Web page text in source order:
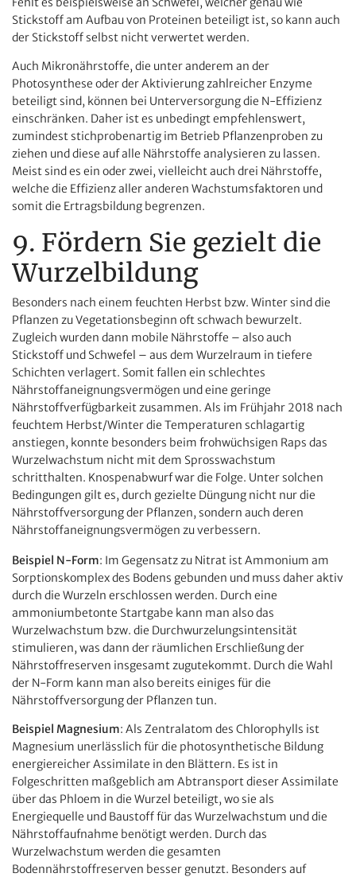
Stickstoff am Aufbau von Proteinen beteiligt ist, so kann auch
der Stickstoff selbst nicht verwertet werden.
Auch Mikronährstoffe, die unter anderem an der
Photosynthese oder der Aktivierung zahlreicher Enzyme
beteiligt sind, können bei Unterversorgung die N-Effizienz
einschränken. Daher ist es unbedingt empfehlenswert,
zumindest stichprobenartig im Betrieb Pflanzenproben zu
ziehen und diese auf alle Nährstoffe analysieren zu lassen.
Meist sind es ein oder zwei, vielleicht auch drei Nährstoffe,
welche die Effizienz aller anderen Wachstumsfaktoren und
somit die Ertragsbildung begrenzen.
9. Fördern Sie gezielt die
Wurzelbildung
Besonders nach einem feuchten Herbst bzw. Winter sind die
Pflanzen zu Vegetationsbeginn oft schwach bewurzelt.
Zugleich wurden dann mobile Nährstoffe – also auch
Stickstoff und Schwefel – aus dem Wurzelraum in tiefere
Schichten verlagert. Somit fallen ein schlechtes
Nährstoffaneignungsvermögen und eine geringe
Nährstoffverfügbarkeit zusammen. Als im Frühjahr 2018 nach
feuchtem Herbst/Winter die Temperaturen schlagartig
anstiegen, konnte besonders beim frohwüchsigen Raps das
Wurzelwachstum nicht mit dem Sprosswachstum
schritthalten. Knospenabwurf war die Folge. Unter solchen
Bedingungen gilt es, durch gezielte Düngung nicht nur die
Nährstoffversorgung der Pflanzen, sondern auch deren
Nährstoffaneignungsvermögen zu verbessern.
Beispiel N-Form: Im Gegensatz zu Nitrat ist Ammonium am
Sorptionskomplex des Bodens gebunden und muss daher aktiv
durch die Wurzeln erschlossen werden. Durch eine
ammoniumbetonte Startgabe kann man also das
Wurzelwachstum bzw. die Durchwurzelungsintensität
stimulieren, was dann der räumlichen Erschließung der
Nährstoffreserven insgesamt zugutekommt. Durch die Wahl
der N-Form kann man also bereits einiges für die
Nährstoffversorgung der Pflanzen tun.
Beispiel Magnesium: Als Zentralatom des Chlorophylls ist
Magnesium unerlässlich für die photosynthetische Bildung
energiereicher Assimilate in den Blättern. Es ist in
Folgeschritten maßgeblich am Abtransport dieser Assimilate
über das Phloem in die Wurzel beteiligt, wo sie als
Energiequelle und Baustoff für das Wurzelwachstum und die
Nährstoffaufnahme benötigt werden. Durch das
Wurzelwachstum werden die gesamten
Bodennährstoffreserven besser genutzt. Besonders auf